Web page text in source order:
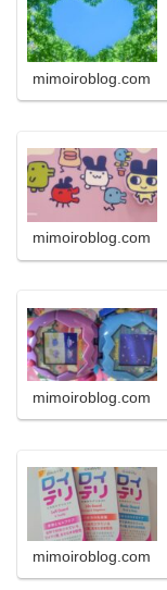
mimoiroblog.com
mimoiroblog.com
mimoiroblog.com
mimoiroblog.com